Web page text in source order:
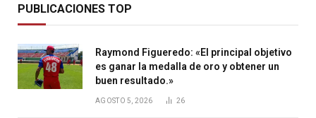
PUBLICACIONES TOP
Raymond Figueredo: «El principal objetivo
es ganar la medalla de oro y obtener un
buen resultado.»
AGOSTO 5, 2026 26